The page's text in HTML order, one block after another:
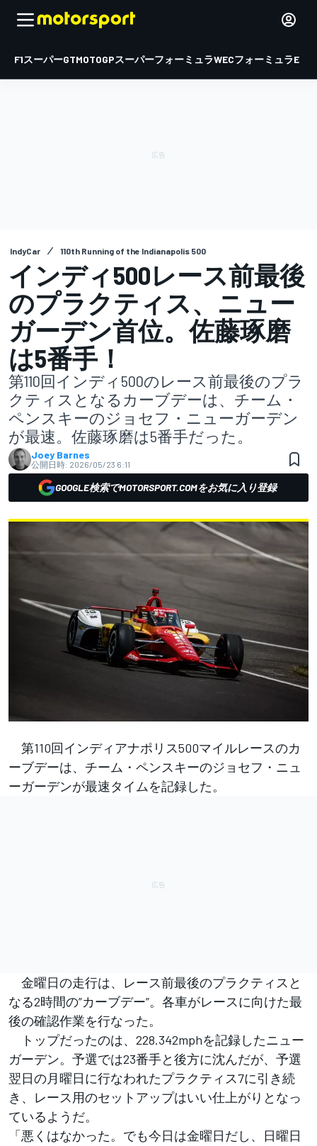
F1スーパーGTMOTOGPスーパーフォーミュラWECフォーミュラE
IndyCar 110th Running of the Indianapolis 500
インディ500レース前最後
のプラクティス、ニュー
ガーデン首位。佐藤琢磨
は5番手！
第110回インディ500のレース前最後のプラ
クティスとなるカーブデーは、チーム・
ペンスキーのジョセフ・ニューガーデン
が最速。佐藤琢磨は5番手だった。
Joey Barnes
公開日時: 2026/05/23 6:11
GOOGLE検索でMOTORSPORT.COMをお気に入り登録
第110回インディアナポリス500マイルレースのカ
ーブデーは、チーム・ペンスキーのジョセフ・ニュ
ーガーデンが最速タイムを記録した。
金曜日の走行は、レース前最後のプラクティスと
なる2時間の”カーブデー”。各車がレースに向けた最
後の確認作業を行なった。
トップだったのは、228.342mphを記録したニュー
ガーデン。予選では23番手と後方に沈んだが、予選
翌日の月曜日に行なわれたプラクティス7に引き続
き、レース用のセットアップはいい仕上がりとなっ
ているようだ。
「悪くはなかった。でも今日は金曜日だし、日曜日